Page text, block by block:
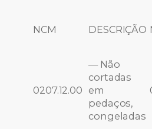
NCM DESCRIÇÃO
0207.12.00
— Não
cortadas
em
pedaços,
congeladas